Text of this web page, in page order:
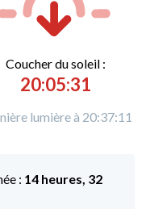
Coucher du soleil :
20:05:31
lumière à 20:37:11
: 14 heures, 32